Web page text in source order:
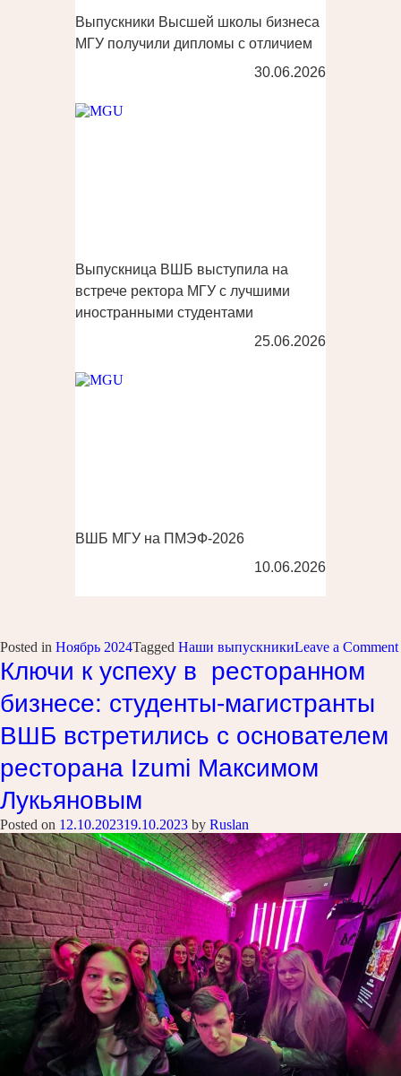
Выпускники Высшей школы бизнеса
МГУ получили дипломы с отличием
30.06.2026
Выпускница ВШБ выступила на
встрече ректора МГУ с лучшими
иностранными студентами
25.06.2026
ВШБ МГУ на ПМЭФ-2026
10.06.2026
Posted in Ноябрь 2024Tagged Наши выпускникиLeave a Comment
Ключи к успеху в ресторанном
бизнесе: студенты-магистранты
ВШБ встретились с основателем
ресторана Izumi Максимом
Лукьяновым
Posted on 12.10.202319.10.2023 by Ruslan